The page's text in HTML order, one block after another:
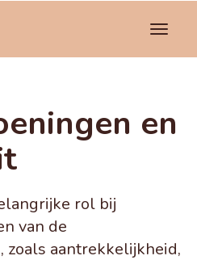
en
rol bij
van de
aantrekkelijkheid,